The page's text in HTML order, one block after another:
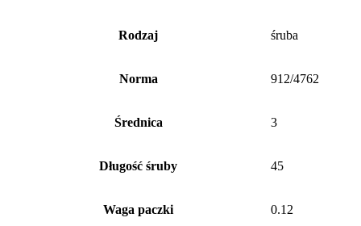
Rodzaj śruba
Norma 912/4762
Średnica 3
Długość śruby 45
Waga paczki 0.12